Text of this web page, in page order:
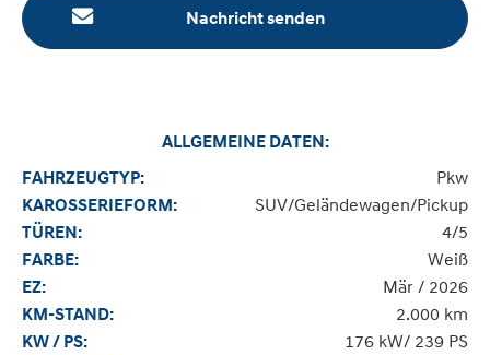
Nachricht senden
ALLGEMEINE DATEN:
FAHRZEUGTYP:
Pkw
KAROSSERIEFORM:
SUV/Geländewagen/Pickup
TÜREN:
4/5
FARBE:
Weiß
EZ:
Mär / 2026
KM-STAND:
2.000 km
KW / PS:
176 kW/ 239 PS